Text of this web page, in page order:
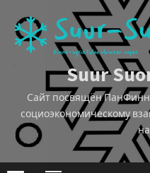
Suur
Сайт посвящён
социоэкономическому